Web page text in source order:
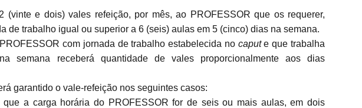
(vinte e dois) vales refeição, por mês, ao PROFESSOR que os requerer,
de trabalho igual ou superior a 6 (seis) aulas em 5 (cinco) dias na semana.
com jornada de trabalho estabelecida no capute que trabalha
semana receberá quantidade de vales proporcionalmente aos dias
garantido o vale-refeição nos seguintes casos:
que a carga horária do PROFESSOR for de seis ou mais aulas, em dois